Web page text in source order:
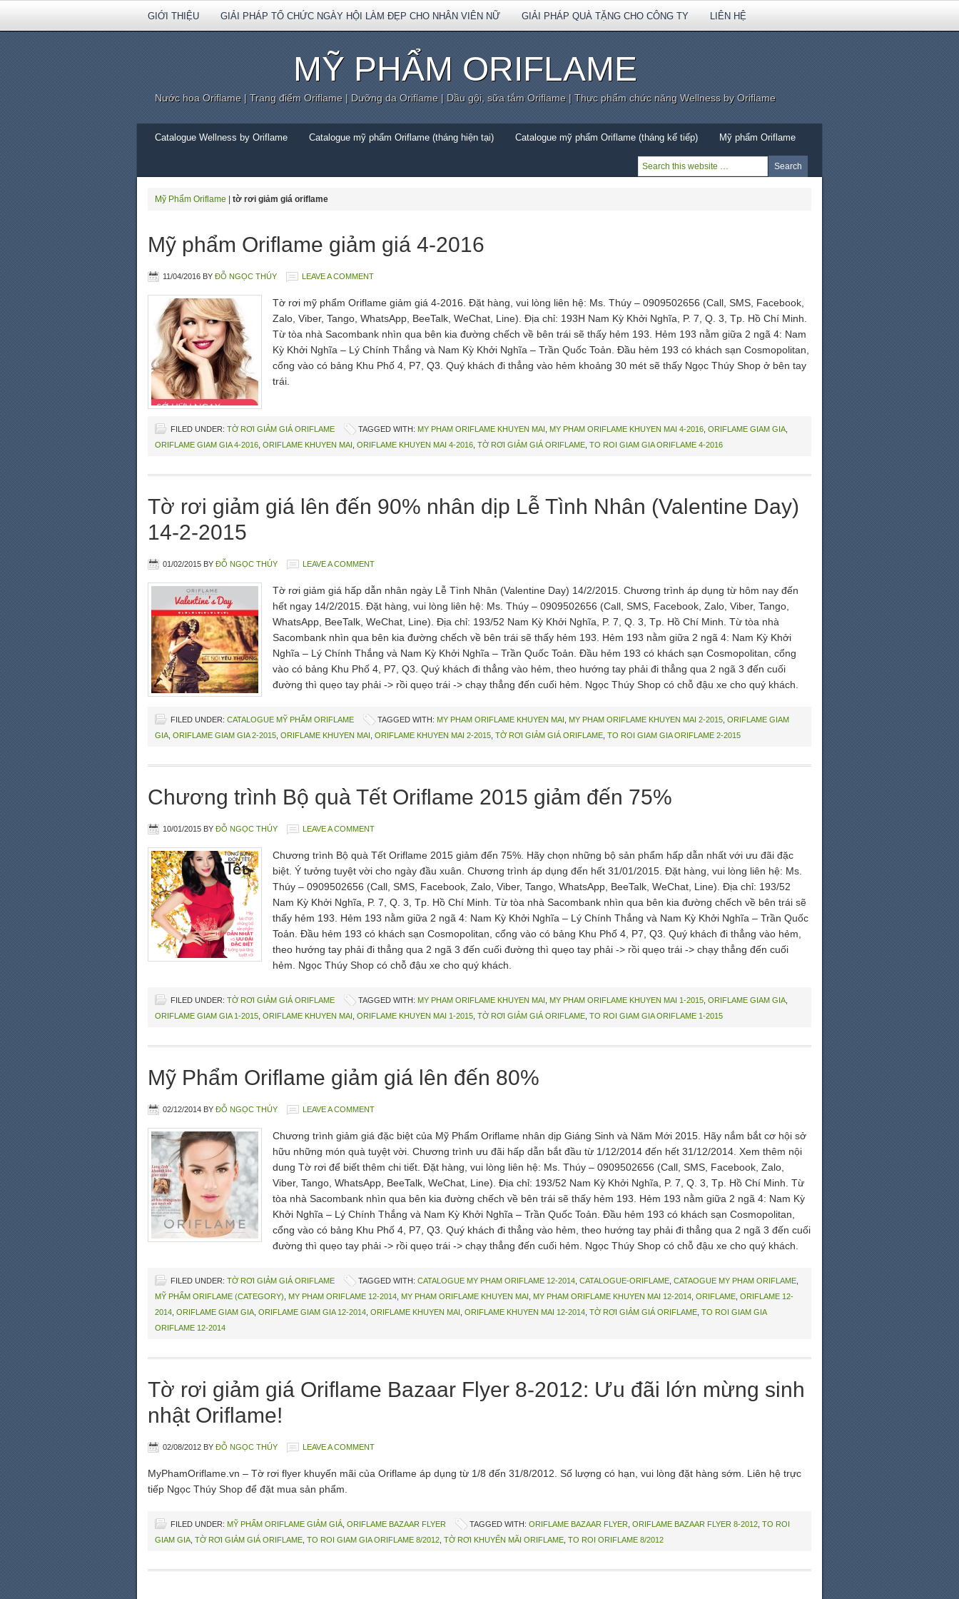
GIỚI THIỆU GIẢI PHÁP TỔ CHỨC NGÀY HỘI LÀM ĐẸP CHO NHÂN VIÊN NỮ GIẢI PHÁP QUÀ TẶNG CHO CÔNG TY LIÊN HỆ
MỸ PHẨM ORIFLAME
Nước hoa Oriflame | Trang điểm Oriflame | Dưỡng da Oriflame | Dầu gội, sữa tắm Oriflame | Thực phẩm chức năng Wellness by Oriflame
Catalogue Wellness by Oriflame Catalogue mỹ phẩm Oriflame (tháng hiện tại) Catalogue mỹ phẩm Oriflame (tháng kế tiếp) Mỹ phẩm Oriflame
Mỹ Phẩm Oriflame tờ rơi giảm giá oriflame
Mỹ phẩm Oriflame giảm giá 4-2016
11/04/2016 BY ĐỖ NGỌC THÚY LEAVE A COMMENT
Tờ rơi mỹ phẩm Oriflame giảm giá 4-2016. Đặt hàng, vui lòng liên hệ: Ms. Thúy – 0909502656 (Call, SMS, Facebook,
Zalo, Viber, Tango, WhatsApp, BeeTalk, WeChat, Line). Địa chỉ: 193H Nam Kỳ Khởi Nghĩa, P. 7, Q. 3, Tp. Hồ Chí Minh.
Từ tòa nhà Sacombank nhìn qua bên kia đường chếch về bên trái sẽ thấy hẻm 193. Hẻm 193 nằm giữa 2 ngã 4: Nam
Kỳ Khởi Nghĩa – Lý Chính Thắng và Nam Kỳ Khởi Nghĩa – Trần Quốc Toản. Đầu hẻm 193 có khách sạn Cosmopolitan,
cổng vào có bảng Khu Phố 4, P7, Q3. Quý khách đi thẳng vào hẻm khoảng 30 mét sẽ thấy Ngọc Thúy Shop ở bên tay
trái.
FILED UNDER: TỜ RƠI GIẢM GIÁ ORIFLAME TAGGED WITH: MY PHAM ORIFLAME KHUYEN MAI MY PHAM ORIFLAME KHUYEN MAI 4-2016 ORIFLAME GIAM GIA
ORIFLAME GIAM GIA 4-2016 ORIFLAME KHUYEN MAI ORIFLAME KHUYEN MAI 4-2016 TỜ RƠI GIẢM GIÁ ORIFLAME TO ROI GIAM GIA ORIFLAME 4-2016
Tờ rơi giảm giá lên đến 90% nhân dịp Lễ Tình Nhân (Valentine Day)
14-2-2015
01/02/2015 BY ĐỖ NGỌC THÚY LEAVE A COMMENT
Tờ rơi giảm giá hấp dẫn nhân ngày Lễ Tình Nhân (Valentine Day) 14/2/2015. Chương trình áp dụng từ hôm nay đến
hết ngay 14/2/2015. Đặt hàng, vui lòng liên hệ: Ms. Thúy – 0909502656 (Call, SMS, Facebook, Zalo, Viber, Tango,
WhatsApp, BeeTalk, WeChat, Line). Địa chỉ: 193/52 Nam Kỳ Khởi Nghĩa, P. 7, Q. 3, Tp. Hồ Chí Minh. Từ tòa nhà
Sacombank nhìn qua bên kia đường chếch về bên trái sẽ thấy hẻm 193. Hẻm 193 nằm giữa 2 ngã 4: Nam Kỳ Khởi
Nghĩa – Lý Chính Thắng và Nam Kỳ Khởi Nghĩa – Trần Quốc Toản. Đầu hẻm 193 có khách sạn Cosmopolitan, cổng
vào có bảng Khu Phố 4, P7, Q3. Quý khách đi thẳng vào hẻm, theo hướng tay phải đi thẳng qua 2 ngã 3 đến cuối
đường thì quẹo tay phải -> rồi quẹo trái -> chạy thẳng đến cuối hẻm. Ngọc Thúy Shop có chỗ đậu xe cho quý khách.
FILED UNDER: CATALOGUE MỸ PHẨM ORIFLAME TAGGED WITH: MY PHAM ORIFLAME KHUYEN MAI MY PHAM ORIFLAME KHUYEN MAI 2-2015 ORIFLAME GIAM
GIA ORIFLAME GIAM GIA 2-2015 ORIFLAME KHUYEN MAI ORIFLAME KHUYEN MAI 2-2015 TỜ RƠI GIẢM GIÁ ORIFLAME TO ROI GIAM GIA ORIFLAME 2-2015
Chương trình Bộ quà Tết Oriflame 2015 giảm đến 75%
10/01/2015 BY ĐỖ NGỌC THÚY LEAVE A COMMENT
Chương trình Bộ quà Tết Oriflame 2015 giảm đến 75%. Hãy chọn những bộ sản phẩm hấp dẫn nhất với ưu đãi đặc
biệt. Ý tưởng tuyệt vời cho ngày đầu xuân. Chương trình áp dụng đến hết 31/01/2015. Đặt hàng, vui lòng liên hệ: Ms.
Thúy – 0909502656 (Call, SMS, Facebook, Zalo, Viber, Tango, WhatsApp, BeeTalk, WeChat, Line). Địa chỉ: 193/52
Nam Kỳ Khởi Nghĩa, P. 7, Q. 3, Tp. Hồ Chí Minh. Từ tòa nhà Sacombank nhìn qua bên kia đường chếch về bên trái sẽ
thấy hẻm 193. Hẻm 193 nằm giữa 2 ngã 4: Nam Kỳ Khởi Nghĩa – Lý Chính Thắng và Nam Kỳ Khởi Nghĩa – Trần Quốc
Toản. Đầu hẻm 193 có khách sạn Cosmopolitan, cổng vào có bảng Khu Phố 4, P7, Q3. Quý khách đi thẳng vào hẻm,
theo hướng tay phải đi thẳng qua 2 ngã 3 đến cuối đường thì quẹo tay phải -> rồi quẹo trái -> chạy thẳng đến cuối
hẻm. Ngọc Thúy Shop có chỗ đậu xe cho quý khách.
FILED UNDER: TỜ RƠI GIẢM GIÁ ORIFLAME TAGGED WITH: MY PHAM ORIFLAME KHUYEN MAI MY PHAM ORIFLAME KHUYEN MAI 1-2015 ORIFLAME GIAM GIA
ORIFLAME GIAM GIA 1-2015 ORIFLAME KHUYEN MAI ORIFLAME KHUYEN MAI 1-2015 TỜ RƠI GIẢM GIÁ ORIFLAME TO ROI GIAM GIA ORIFLAME 1-2015
Mỹ Phẩm Oriflame giảm giá lên đến 80%
02/12/2014 BY ĐỖ NGỌC THÚY LEAVE A COMMENT
Chương trình giảm giá đặc biệt của Mỹ Phẩm Oriflame nhân dịp Giáng Sinh và Năm Mới 2015. Hãy nắm bắt cơ hội sở
hữu những món quà tuyệt vời. Chương trình ưu đãi hấp dẫn bắt đầu từ 1/12/2014 đến hết 31/12/2014. Xem thêm nội
dung Tờ rơi để biết thêm chi tiết. Đặt hàng, vui lòng liên hệ: Ms. Thúy – 0909502656 (Call, SMS, Facebook, Zalo,
Viber, Tango, WhatsApp, BeeTalk, WeChat, Line). Địa chỉ: 193/52 Nam Kỳ Khởi Nghĩa, P. 7, Q. 3, Tp. Hồ Chí Minh. Từ
tòa nhà Sacombank nhìn qua bên kia đường chếch về bên trái sẽ thấy hẻm 193. Hẻm 193 nằm giữa 2 ngã 4: Nam Kỳ
Khởi Nghĩa – Lý Chính Thắng và Nam Kỳ Khởi Nghĩa – Trần Quốc Toản. Đầu hẻm 193 có khách sạn Cosmopolitan,
cổng vào có bảng Khu Phố 4, P7, Q3. Quý khách đi thẳng vào hẻm, theo hướng tay phải đi thẳng qua 2 ngã 3 đến cuối
đường thì quẹo tay phải -> rồi quẹo trái -> chạy thẳng đến cuối hẻm. Ngọc Thúy Shop có chỗ đậu xe cho quý khách.
FILED UNDER: TỜ RƠI GIẢM GIÁ ORIFLAME TAGGED WITH: CATALOGUE MY PHAM ORIFLAME 12-2014 CATALOGUE-ORIFLAME CATAOGUE MY PHAM ORIFLAME
MỸ PHẨM ORIFLAME (CATEGORY)
MY PHAM ORIFLAME 12-2014 MY PHAM ORIFLAME KHUYEN MAI MY PHAM ORIFLAME KHUYEN MAI 12-2014 ORIFLAME ORIFLAME 12-
2014 ORIFLAME GIAM GIA ORIFLAME GIAM GIA 12-2014 ORIFLAME KHUYEN MAI ORIFLAME KHUYEN MAI 12-2014 TỜ RƠI GIẢM GIÁ ORIFLAME TO ROI GIAM GIA
ORIFLAME 12-2014
Tờ rơi giảm giá Oriflame Bazaar Flyer 8-2012: Ưu đãi lớn mừng sinh
nhật Oriflame!
02/08/2012 BY ĐỖ NGỌC THÚY LEAVE A COMMENT
MyPhamOriflame.vn – Tờ rơi flyer khuyến mãi của Oriflame áp dụng từ 1/8 đến 31/8/2012. Số lượng có hạn, vui lòng đặt hàng sớm. Liên hệ trực
tiếp Ngọc Thúy Shop để đặt mua sản phẩm.
FILED UNDER: MỸ PHẨM ORIFLAME GIẢM GIÁ ORIFLAME BAZAAR FLYER TAGGED WITH: ORIFLAME BAZAAR FLYER ORIFLAME BAZAAR FLYER 8-2012 TO ROI
GIAM GIA TỜ RƠI GIẢM GIÁ ORIFLAME TO ROI GIAM GIA ORIFLAME 8/2012 TỜ RƠI KHUYẾN MÃI ORIFLAME TO ROI ORIFLAME 8/2012